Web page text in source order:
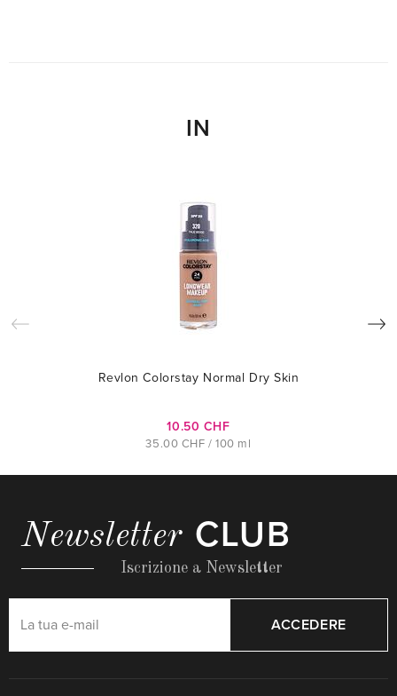
IN
Revlon Colorstay Normal Dry Skin
10.50 CHF
35.00 CHF / 100 ml
Newsletter CLUB
Iscrizione a Newsletter
ACCEDERE